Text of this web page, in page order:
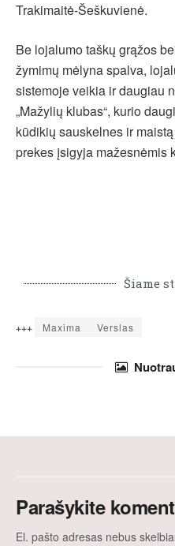
Trakimaitė-Šeškuvienė.
Be lojalumo taškų grąžos
žymimų mėlyna spalva,
sistemoje veikia ir daugiau
„Mažylių klubas“, kurio
kūdikių sauskelnes ir
prekes įsigyja mažesnėmis
Šiame
+++ Maxima Verslas
Parašykite
El. pašto adresas nebus